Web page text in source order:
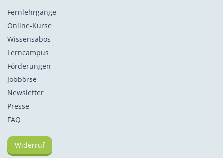
Fernlehrgänge
Online-Kurse
Wissensabos
Lerncampus
Förderungen
Jobbörse
Newsletter
Presse
FAQ
Widerruf